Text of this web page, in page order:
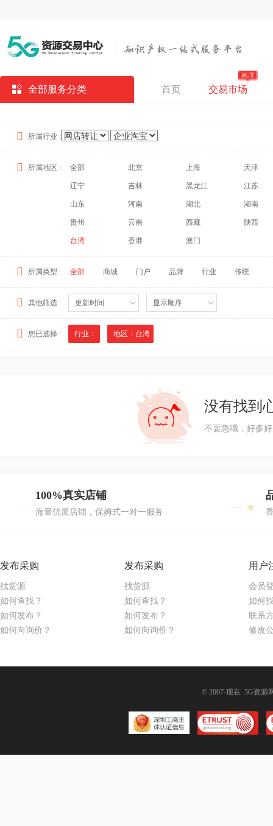
全部服务分类 首页 交易市场
所属行业 :
所属地区 : 全部 北京 上海 天津
辽宁 吉林 黑龙江 江苏
山东 河南 湖北 湖南
贵州 云南 西藏 陕西
台湾 香港 澳门
所属类型 : 全部 商城 门户 品牌 行业 传统
其他筛选 : 更新时间 显示顺序
您已选择 : 行业： 地区：台湾
没有找到
不要急哦，好多
100%真实店铺
海量优质店铺，保姆式一对一服务
发布采购
找货源
如何查找？
如何发布？
如何向询价？
发布采购
找货源
如何查找？
如何发布？
如何向询价？
用户
会员
如何
联系
修改
© 2007-现在 5G资